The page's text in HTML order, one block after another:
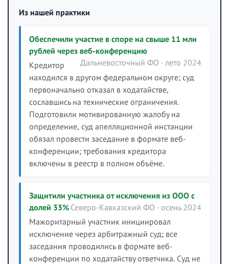
Из нашей практики
Обеспечили участие в споре на свыше 11 млн
рублей через веб-конференцию
Дальневосточный ФО · лето 2024
Кредитор
находился в другом федеральном округе; суд
первоначально отказал в ходатайстве,
сославшись на технические ограничения.
Подготовили мотивированную жалобу на
определение, суд апелляционной инстанции
обязал провести заседание в формате веб-
конференции; требования кредитора
включены в реестр в полном объёме.
Защитили участника от исключения из ООО с
долей 33% Северо-Кавказский ФО · осень 2024
Мажоритарный участник инициировал
исключение через арбитражный суд; все
заседания проводились в формате веб-
конференции по ходатайству ответчика. Суд не